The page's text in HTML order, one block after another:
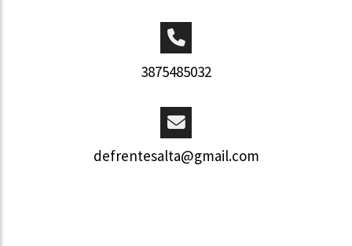
3875485032
defrentesalta@gmail.com